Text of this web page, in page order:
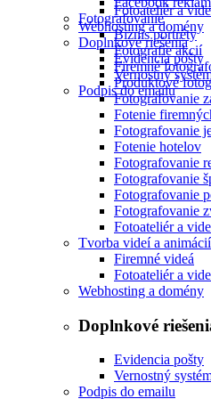
Fotoateliér a
Webhosting a domény
Doplnkové riešenia
Evidencia pošty
Vernostný
Podpis do emailu
Fotografovanie
Biznis portréty
Fotografie akcií
Firemné
Produktové
Fotografovanie
Fotenie
Fotografovanie
Fotenie hotelov
Fotografovanie
Fotografovanie
Fotografovanie
Fotografovanie
Fotoateliér a
Tvorba videí a animácií
Firemné videá
Fotoateliér a
Webhosting a domény
Doplnkové
Evidencia pošty
Vernostný
Podpis do emailu